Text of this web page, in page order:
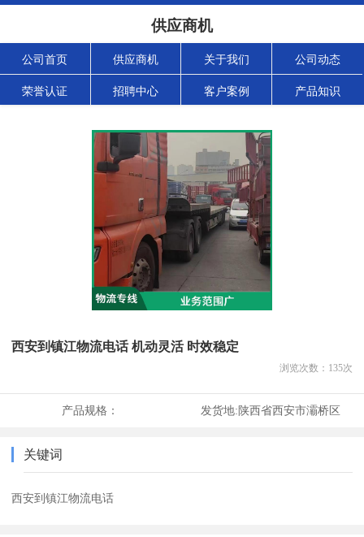
供应商机
公司首页 供应商机 关于我们 公司动态
荣誉认证 招聘中心 客户案例 产品知识
西安到镇江物流电话 机动灵活 时效稳定
浏览次数： 135次
产品规格： 发货地:陕西省西安市灞桥区
关键词
西安到镇江物流电话